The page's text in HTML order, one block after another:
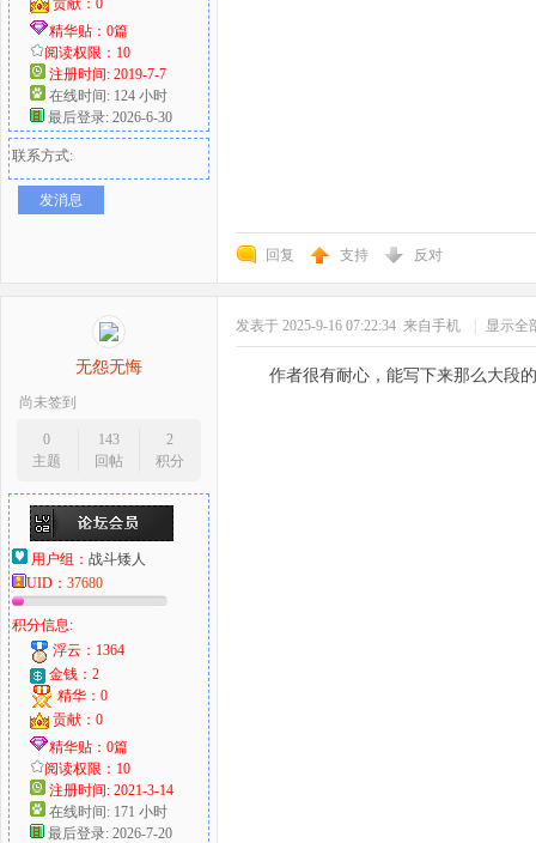
贡献：0
精华贴：0篇
阅读权限：10
注册时间: 2019-7-7
在线时间: 124 小时
最后登录: 2026-6-30
联系方式:
发消息
回复 支持 反对
无怨无悔
尚未签到
0
主题
143
回帖
2
积分
用户组： 战斗矮人
UID： 37680
积分信息:
浮云：1364
金钱：2
精华：0
贡献：0
精华贴：0篇
阅读权限：10
注册时间: 2021-3-14
在线时间: 171 小时
最后登录: 2026-7-20
发表于 2025-9-16 07:22:34 来自手机 显示全
作者很有耐心，能写下来那么大段